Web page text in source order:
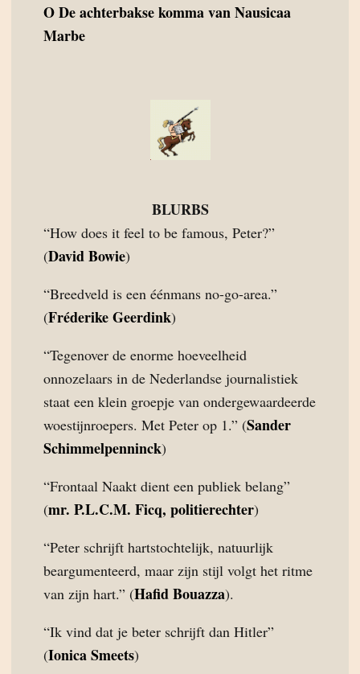
ODe achterbakse komma van Nausicaa
Marbe
BLURBS
“How does it feel to be famous, Peter?”
(David Bowie)
“Breedveld is een éénmans no-go-area.”
(Fréderike Geerdink)
“Tegenover de enorme hoeveelheid
onnozelaars in de Nederlandse journalistiek
staat een klein groepje van ondergewaardeerde
woestijnroepers. Met Peter op 1.” (Sander
Schimmelpenninck)
“Frontaal Naakt dient een publiek belang”
(mr. P.L.C.M. Ficq, politierechter)
“Peter schrijft hartstochtelijk, natuurlijk
beargumenteerd, maar zijn stijl volgt het ritme
van zijn hart.” (Hafid Bouazza).
“Ik vind dat je beter schrijft dan Hitler”
(Ionica Smeets)